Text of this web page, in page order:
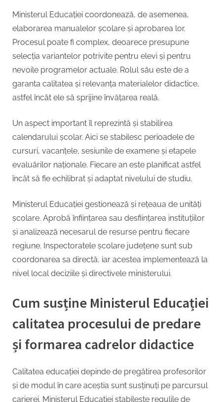
Ministerul Educației coordonează, de asemenea,
elaborarea manualelor școlare și aprobarea lor.
Procesul poate fi complex, deoarece presupune
selecția variantelor potrivite pentru elevi și pentru
nevoile programelor actuale. Rolul său este de a
garanta calitatea și relevanța materialelor didactice,
astfel încât ele să sprijine învățarea reală.
Un aspect important îl reprezintă și stabilirea
calendarului școlar. Aici se stabilesc perioadele de
cursuri, vacanțele, sesiunile de examene și etapele
evaluărilor naționale. Fiecare an este planificat astfel
încât să fie echilibrat și adaptat nivelului de studiu.
Ministerul Educației gestionează și rețeaua de unități
școlare. Aprobă înființarea sau desființarea instituțiilor
și analizează necesarul de resurse pentru fiecare
regiune. Inspectoratele școlare județene sunt sub
coordonarea sa directă, iar acestea implementează la
nivel local deciziile și directivele ministerului.
Cum susține Ministerul Educației
calitatea procesului de predare
și formarea cadrelor didactice
Calitatea educației depinde de pregătirea profesorilor
și de modul în care aceștia sunt susținuți pe parcursul
carierei. Ministerul Educației stabilește regulile de